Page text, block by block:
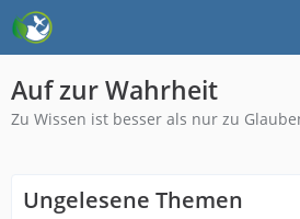
Auf zur Wahrheit
Zu Wissen ist besser als nur zu
Ungelesene Themen